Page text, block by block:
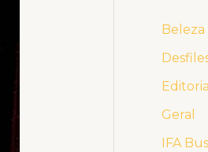
Beleza
Editorial
Geral
IFA